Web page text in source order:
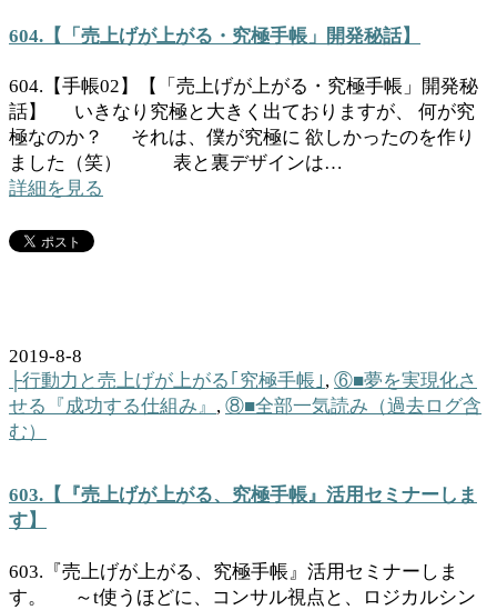
604.【「売上げが上がる・究極手帳」開発秘話】
604.【手帳02】【「売上げが上がる・究極手帳」開発秘
話】 いきなり究極と大きく出ておりますが、 何が究
極なのか？ それは、僕が究極に 欲しかったのを作り
ました（笑） 表と裏デザインは…
詳細を見る
2019-8-8
├行動力と売上げが上がる｢究極手帳｣ , ⑥■夢を実現化さ
せる『成功する仕組み』 , ⑧■全部一気読み（過去ログ含
む）
603.【『売上げが上がる、究極手帳』活用セミナーしま
す】
603.『売上げが上がる、究極手帳』活用セミナーしま
す。 ～t使うほどに、コンサル視点と、ロジカルシン